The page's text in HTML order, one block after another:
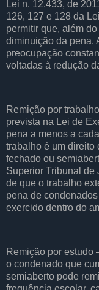
Lei n. 12.433, de
126, 127 e 128 da
permitir que, além
diminuição da pena.
preocupação
voltadas à redução
Remição por
prevista na Lei de
pena a menos a
trabalho é um direito
fechado ou
Superior Tribunal de
de que o trabalho
pena de
exercido dentro do
Remição por estudo
o condenado que
semiaberto pode